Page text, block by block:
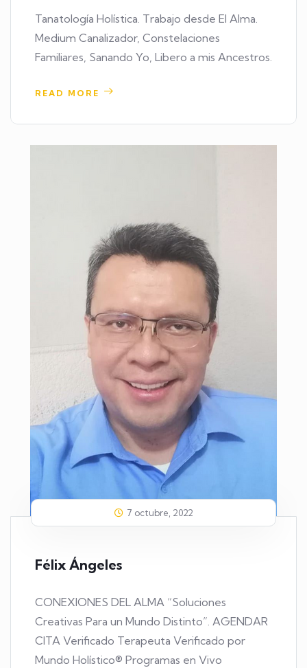
Tanatología Holística. Trabajo desde El Alma.
Medium Canalizador, Constelaciones
Familiares, Sanando Yo, Libero a mis Ancestros.
READ MORE
7 octubre, 2022
Félix Ángeles
CONEXIONES DEL ALMA “Soluciones
Creativas Para un Mundo Distinto”. AGENDAR
CITA Verificado Terapeuta Verificado por
Mundo Holístico® Programas en Vivo